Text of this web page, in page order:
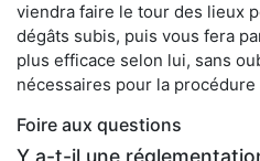
viendra faire le tour des lieux
dégâts subis, puis vous fera
plus efficace selon lui, sans
nécessaires pour la
Foire aux questions
Y a-t-il une